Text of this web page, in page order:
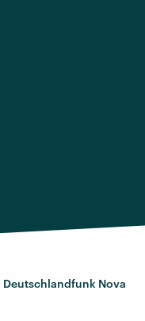
Deutschlandfunk Nova